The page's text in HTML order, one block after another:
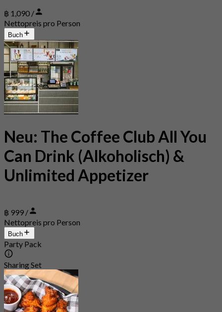
฿ 1,090 /
Nettopreis pro Person
Buch
Neu: The Coffee Club All You
Can Drink (Alkoholisch) &
Unlimited Appetizer
฿ 999 /
Nettopreis pro Person
Buch
Party Pack
Sharing Set